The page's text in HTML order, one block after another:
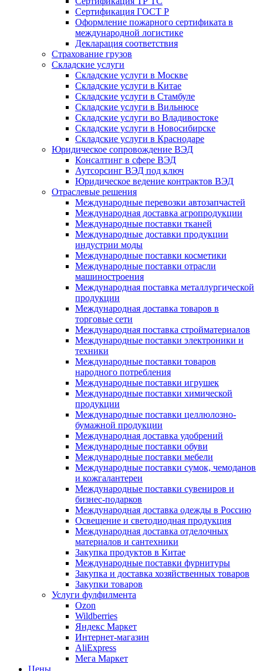
Сертификация ГОСТ Р
Оформление пожарного сертификата в
международной логистике
Декларация соответствия
Страхование грузов
Складские услуги
Складские услуги в Москве
Складские услуги в Китае
Складские услуги в Стамбуле
Складские услуги в Вильнюсе
Складские услуги во Владивостоке
Складские услуги в Новосибирске
Складские услуги в Краснодаре
Юридическое сопровождение ВЭД
Консалтинг в сфере ВЭД
Аутсорсинг ВЭД под ключ
Юридическое ведение контрактов ВЭД
Отраслевые решения
Международные перевозки автозапчастей
Международная доставка агропродукции
Международные поставки тканей
Международные доставки продукции
индустрии моды
Международные поставки косметики
Международные поставки отрасли
машиностроения
Международная поставка металлургической
продукции
Международная доставка товаров в
торговые сети
Международная поставка стройматериалов
Международные поставки электроники и
техники
Международные поставки товаров
народного потребления
Международные поставки игрушек
Международные поставки химической
продукции
Международные поставки целлюлозно-
бумажной продукции
Международная доставка удобрений
Международные поставки обуви
Международные поставки мебели
Международные поставки сумок, чемоданов
и кожгалантереи
Международные поставки сувениров и
бизнес-подарков
Международная доставка одежды в Россию
Освещение и светодиодная продукция
Международная доставка отделочных
материалов и сантехники
Закупка продуктов в Китае
Международные поставки фурнитуры
Закупка и доставка хозяйственных товаров
Закупки товаров
Услуги фулфилмента
Ozon
Wildberries
Яндекс Маркет
Интернет-магазин
AliExpress
Мега Маркет
Цены